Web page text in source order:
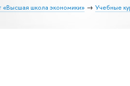
«Высшая школа экономики» Учебные